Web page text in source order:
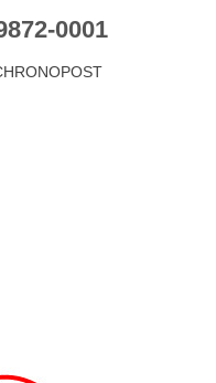
0001